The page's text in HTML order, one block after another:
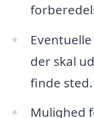
der skal
finde sted.
Mulighed